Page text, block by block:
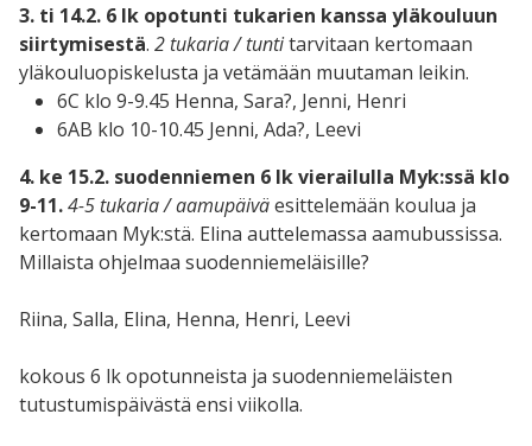
3. ti 14.2. 6 lk opotunti tukarien kanssa yläkouluun
siirtymisestä. 2 tukaria / tuntitarvitaan kertomaan
yläkouluopiskelusta ja vetämään muutaman leikin.
6C klo 9-9.45 Henna, Sara?, Jenni, Henri
6AB klo 10-10.45 Jenni, Ada?, Leevi
4. ke 15.2. suodenniemen 6 lk vierailulla Myk:ssä klo
9-11.4-5 tukaria / aamupäiväesittelemään koulua ja
kertomaan Myk:stä. Elina auttelemassa aamubussissa.
Millaista ohjelmaa suodenniemeläisille?
Riina, Salla, Elina, Henna, Henri, Leevi
kokous 6 lk opotunneista ja suodenniemeläisten
tutustumispäivästä ensi viikolla.